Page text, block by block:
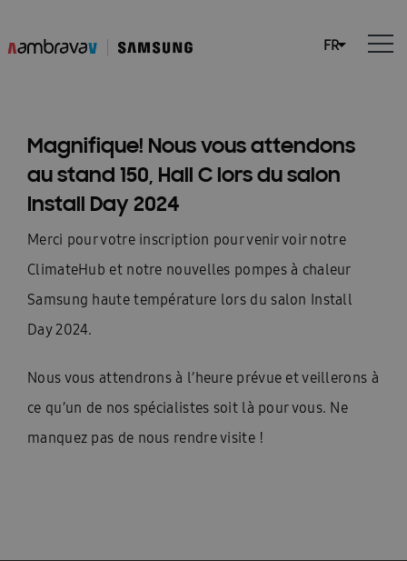
Magnifique! Nous vous attendons
au stand 150, Hall C lors du salon
Install Day 2024
Merci pour votre inscription pour venir voir notre
ClimateHub et notre nouvelles pompes à chaleur
Samsung haute température lors du salon Install
Day 2024.
Nous vous attendrons à l’heure prévue et veillerons à
ce qu’un de nos spécialistes soit là pour vous. Ne
manquez pas de nous rendre visite !